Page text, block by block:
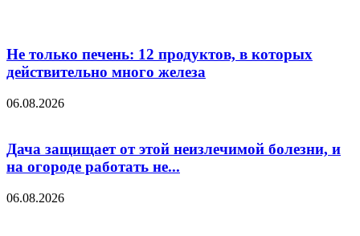
Не только печень: 12 продуктов, в которых
действительно много железа
06.08.2026
Дача защищает от этой неизлечимой болезни, и
на огороде работать не...
06.08.2026